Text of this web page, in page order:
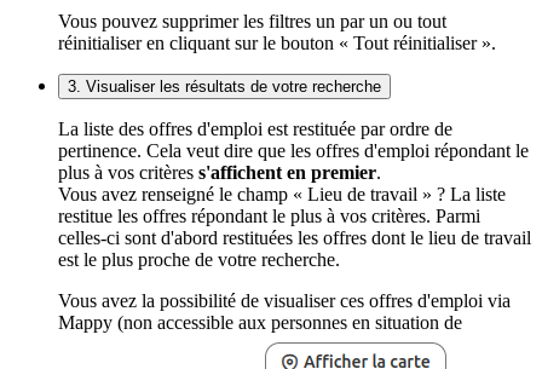
Vous pouvez supprimer les filtres un par un ou tout
réinitialiser en cliquant sur le bouton « Tout réinitialiser ».
3. Visualiser les résultats de votre recherche
La liste des offres d'emploi est restituée par ordre de
pertinence. Cela veut dire que les offres d'emploi répondant le
plus à vos critères s'affichent en premier.
Vous avez renseigné le champ « Lieu de travail » ? La liste
restitue les offres répondant le plus à vos critères. Parmi
celles-ci sont d'abord restituées les offres dont le lieu de travail
est le plus proche de votre recherche.
Vous avez la possibilité de visualiser ces offres d'emploi via
Mappy (non accessible aux personnes en situation de